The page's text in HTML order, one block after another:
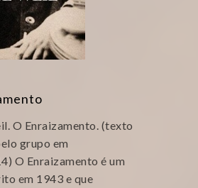
O Enraizamento. (texto
grupo em
O Enraizamento é um
em 1943 e que